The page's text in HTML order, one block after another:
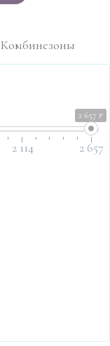
Комбинезоны
2 657 ₽
2 114 2 657